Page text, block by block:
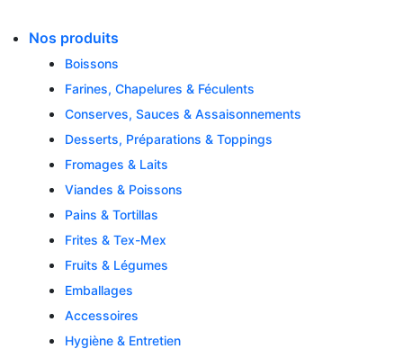
content
Nos produits
Boissons
Farines, Chapelures & Féculents
Conserves, Sauces & Assaisonnements
Desserts, Préparations & Toppings
Fromages & Laits
Viandes & Poissons
Pains & Tortillas
Frites & Tex-Mex
Fruits & Légumes
Emballages
Accessoires
Hygiène & Entretien